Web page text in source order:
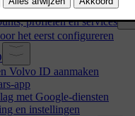
profielen en services
het eerst configureren
Volvo ID aanmaken
app
met Google-diensten
en instellingen